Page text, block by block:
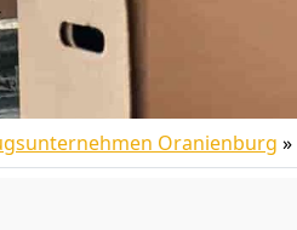
Oranienburg »